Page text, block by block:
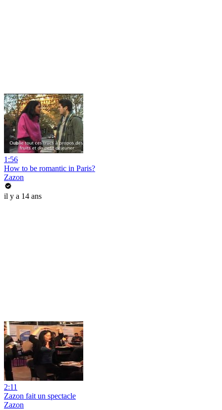
1:56
How to be romantic in Paris?
Zazon
il y a 14 ans
2:11
Zazon fait un spectacle
Zazon